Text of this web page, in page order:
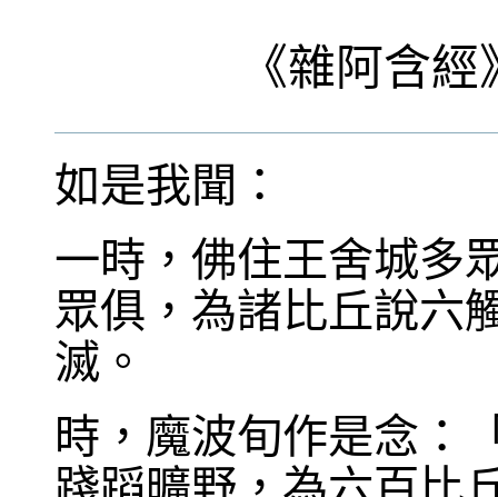
《雜阿含經
如是我聞：
一時，佛住王舍城多
眾俱，為諸比丘說六
滅。
時，魔波旬作是念：